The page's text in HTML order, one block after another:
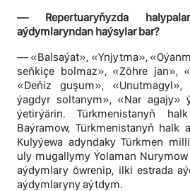
— Repertuaryňyzda
aýdymlaryndan haýsylar bar?
— «Balsaýat», «Ynjytma»,
seňkiçe bolmaz», «Zöhre jan»,
«Deňiz guşum», «Unutmagyl»,
ýagdyr soltanym», «Nar agajy»
ýetirýärin. Türkmenistanyň
Baýramow, Türkmenistanyň halk
Kulyýewa adyndaky Türkmen
uly mugallymy Ýolaman
aýdymlary öwrenip, ilki estrada
aýdymlaryny aýtdym.